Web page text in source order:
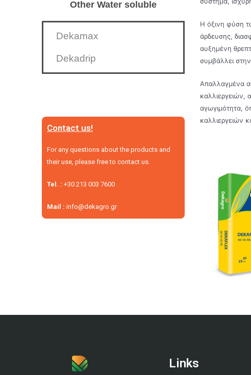
Other Water soluble
Dekamax
Dekadrip
Contact us!
For any questions about the products and
their use, please free to contact us.
Tel. : +30 213 003 7600
Mail : info@dekagro.gr
Η όξινη φύση
άρδευσης,
αυξημένη
συμβάλλει
Απαλλαγμένα
καλλιεργειών,
αγωγιμότητα,
καλλιεργειών
Links